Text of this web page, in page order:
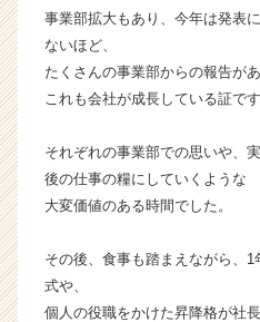
届
就
活
イ
チ
ア
ャ
ア
事業部拡大もあり、今年は発表
ないほど、
たくさんの事業部からの報告が
これも会社が成長している証です
それぞれの事業部での思いや、
後の仕事の糧にしていくような
大変価値のある時間でした。
その後、食事も踏まえながら、
式や、
個人の役職をかけた昇降格が社